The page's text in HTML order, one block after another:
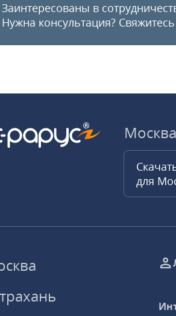
Заинтересованы в
Нужна консультация?
Москва
для